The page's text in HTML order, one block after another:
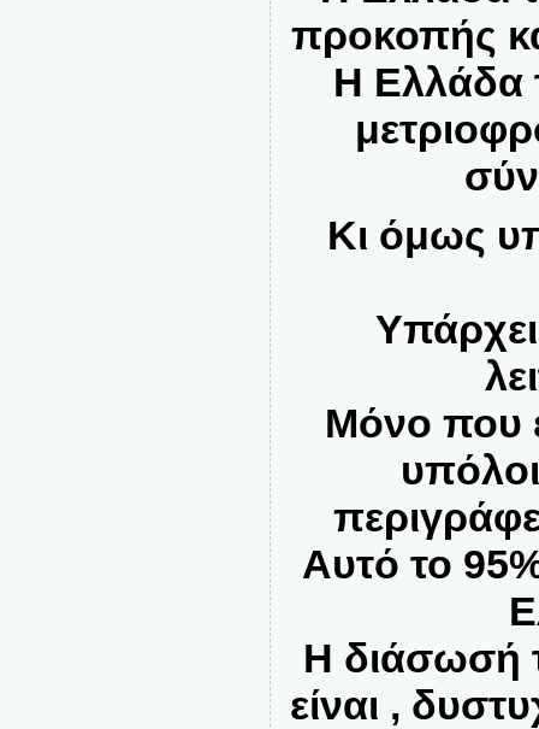
προκοπής
Η Ελλάδα
Κι όμως
Μόνο που
Αυτό το
Η διάσωσή
είναι ,